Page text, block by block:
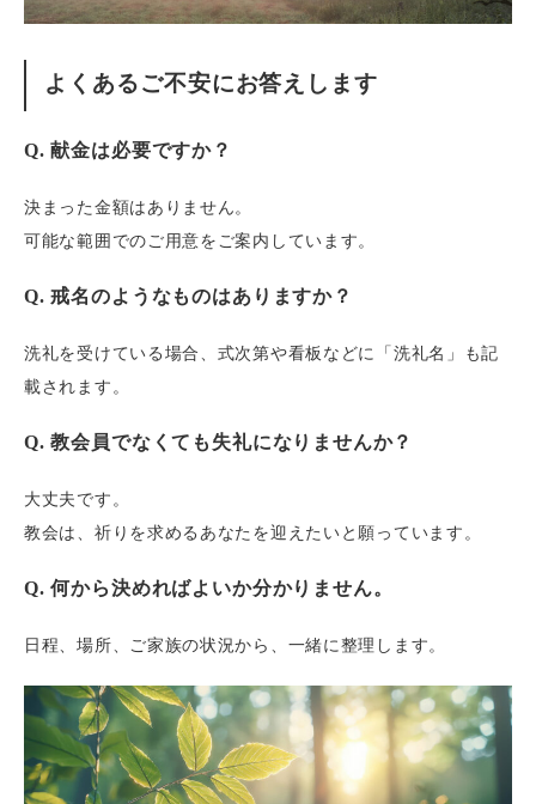
よくあるご不安にお答えします
Q. 献金は必要ですか？
決まった金額はありません。
可能な範囲でのご用意をご案内しています。
Q. 戒名のようなものはありますか？
洗礼を受けている場合、式次第や看板などに「洗礼名」も記
載されます。
Q. 教会員でなくても失礼になりませんか？
大丈夫です。
教会は、祈りを求めるあなたを迎えたいと願っています。
Q. 何から決めればよいか分かりません。
日程、場所、ご家族の状況から、一緒に整理します。